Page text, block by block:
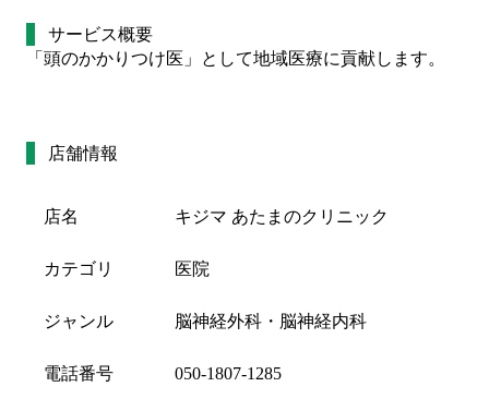
サービス概要
「頭のかかりつけ医」として地域医療に貢献します。
店舗情報
店名 キジマ あたまのクリニック
カテゴリ 医院
ジャンル 脳神経外科・脳神経内科
電話番号 050-1807-1285